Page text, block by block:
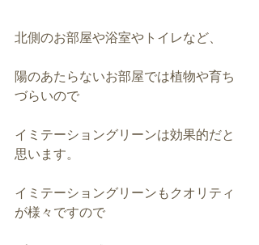
北側のお部屋や浴室やトイレなど、
陽のあたらないお部屋では植物や育ち
づらいので
イミテーショングリーンは効果的だと
思います。
イミテーショングリーンもクオリティ
が様々ですので